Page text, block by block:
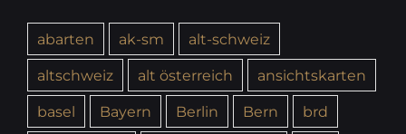
abarten ak-sm
alt-schweiz
altschweiz
alt österreich
ansichtskarten
basel
Bayern Berlin Bern
brd